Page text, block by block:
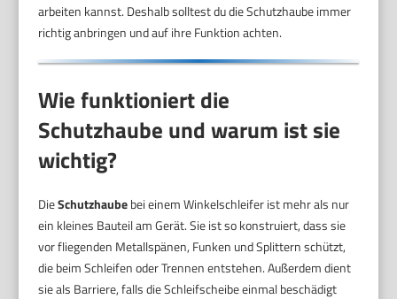
arbeiten kannst. Deshalb solltest du die Schutzhaube immer
richtig anbringen und auf ihre Funktion achten.
Wie funktioniert die
Schutzhaube und warum ist sie
wichtig?
DieSchutzhaubebei einem Winkelschleifer ist mehr als nur
ein kleines Bauteil am Gerät. Sie ist so konstruiert, dass sie
vor fliegenden Metallspänen, Funken und Splittern schützt,
die beim Schleifen oder Trennen entstehen. Außerdem dient
sie als Barriere, falls die Schleifscheibe einmal beschädigt